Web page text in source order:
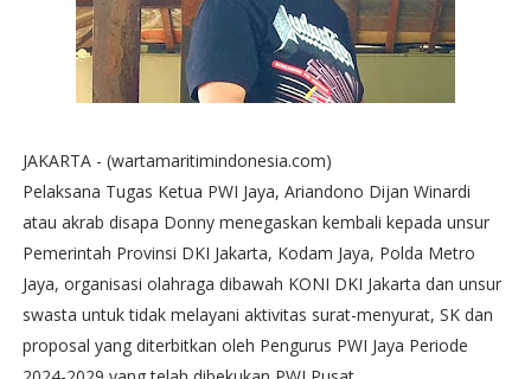
JAKARTA - (wartamaritimindonesia.com)
Pelaksana Tugas Ketua PWI Jaya, Ariandono Dijan Winardi
atau akrab disapa Donny menegaskan kembali kepada unsur
Pemerintah Provinsi DKI Jakarta, Kodam Jaya, Polda Metro
Jaya, organisasi olahraga dibawah KONI DKI Jakarta dan unsur
swasta untuk tidak melayani aktivitas surat-menyurat, SK dan
proposal yang diterbitkan oleh Pengurus PWI Jaya Periode